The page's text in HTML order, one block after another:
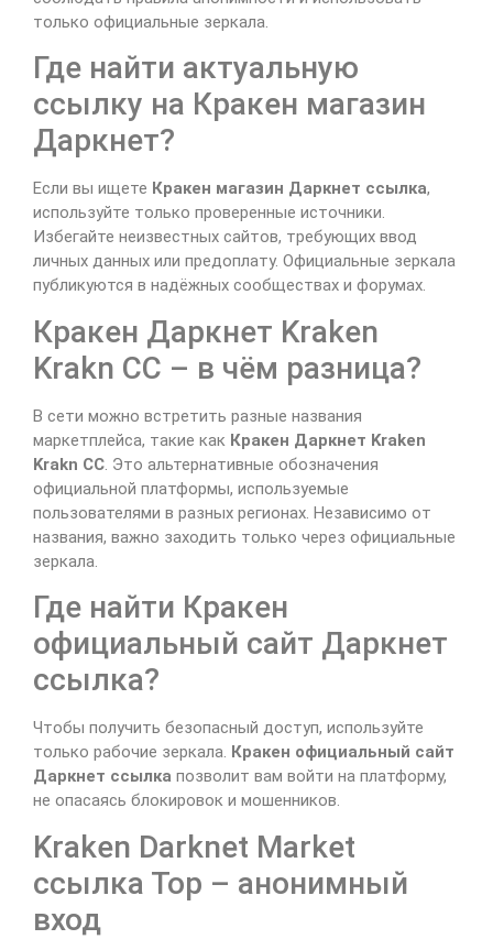
только официальные зеркала.
Где найти актуальную
ссылку на Кракен магазин
Даркнет?
Если вы ищете Кракен магазин Даркнет ссылка,
используйте только проверенные источники.
Избегайте неизвестных сайтов, требующих ввод
личных данных или предоплату. Официальные зеркала
публикуются в надёжных сообществах и форумах.
Кракен Даркнет Kraken
Krakn CC – в чём разница?
В сети можно встретить разные названия
маркетплейса, такие как Кракен Даркнет Kraken
Krakn CC. Это альтернативные обозначения
официальной платформы, используемые
пользователями в разных регионах. Независимо от
названия, важно заходить только через официальные
зеркала.
Где найти Кракен
официальный сайт Даркнет
ссылка?
Чтобы получить безопасный доступ, используйте
только рабочие зеркала. Кракен официальный сайт
Даркнет ссылка позволит вам войти на платформу,
не опасаясь блокировок и мошенников.
Kraken Darknet Market
ссылка Тор – анонимный
вход